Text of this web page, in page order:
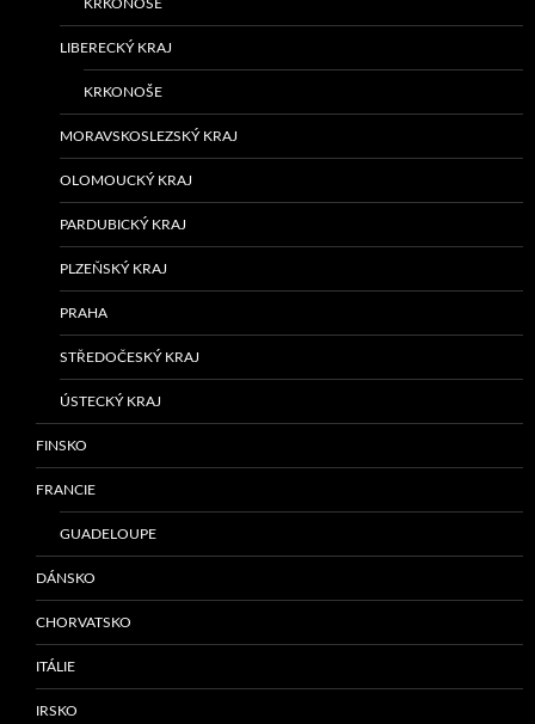
KRKONOŠE
LIBERECKÝ KRAJ
KRKONOŠE
MORAVSKOSLEZSKÝ KRAJ
OLOMOUCKÝ KRAJ
PARDUBICKÝ KRAJ
PLZEŇSKÝ KRAJ
PRAHA
STŘEDOČESKÝ KRAJ
ÚSTECKÝ KRAJ
FINSKO
FRANCIE
GUADELOUPE
DÁNSKO
CHORVATSKO
ITÁLIE
IRSKO